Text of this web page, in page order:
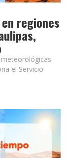
regiones
el Servicio